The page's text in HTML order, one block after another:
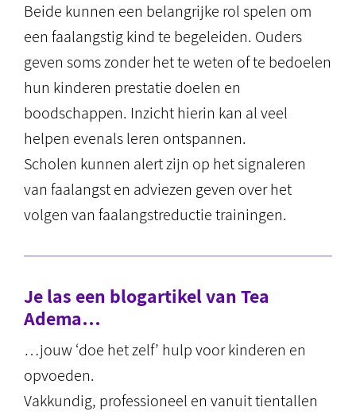
Beide kunnen een belangrijke rol spelen om
een faalangstig kind te begeleiden. Ouders
geven soms zonder het te weten of te bedoelen
hun kinderen prestatie doelen en
boodschappen. Inzicht hierin kan al veel
helpen evenals leren ontspannen.
Scholen kunnen alert zijn op het signaleren
van faalangst en adviezen geven over het
volgen van faalangstreductie trainingen.
Je las een blogartikel van Tea
Adema…
…jouw ‘doe het zelf’ hulp voor kinderen en
opvoeden.
Vakkundig, professioneel en vanuit tientallen